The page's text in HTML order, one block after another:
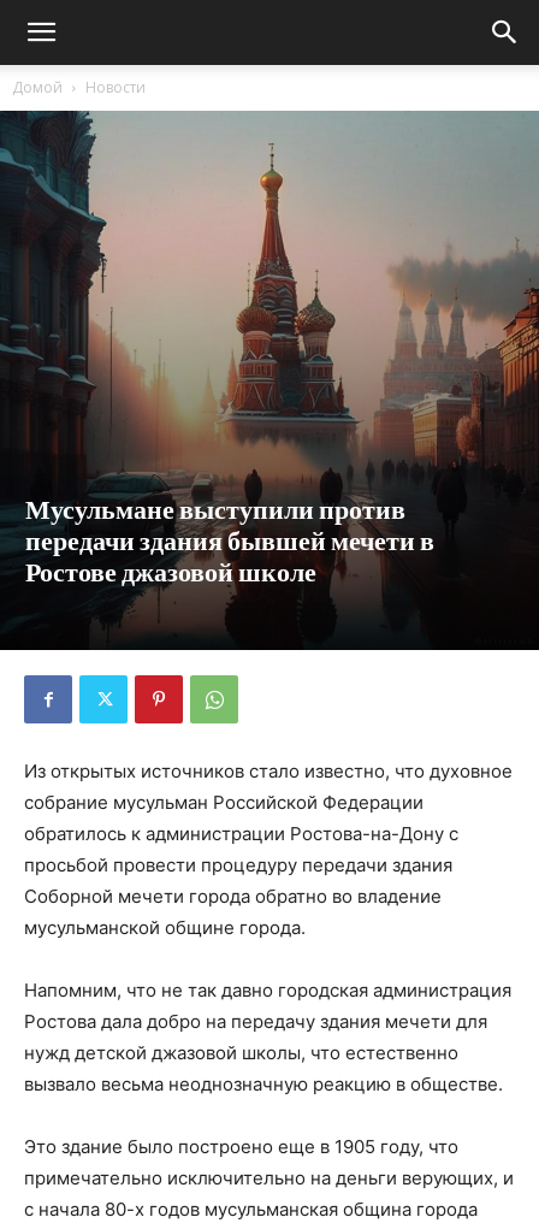
Домой Новости
Мусульмане выступили против
передачи здания бывшей мечети в
Ростове джазовой школе
Из открытых источников стало известно, что духовное
собрание мусульман Российской Федерации
обратилось к администрации Ростова-на-Дону с
просьбой провести процедуру передачи здания
Соборной мечети города обратно во владение
мусульманской общине города.
Напомним, что не так давно городская администрация
Ростова дала добро на передачу здания мечети для
нужд детской джазовой школы, что естественно
вызвало весьма неоднозначную реакцию в обществе.
Это здание было построено еще в 1905 году, что
примечательно исключительно на деньги верующих, и
с начала 80-х годов мусульманская община города